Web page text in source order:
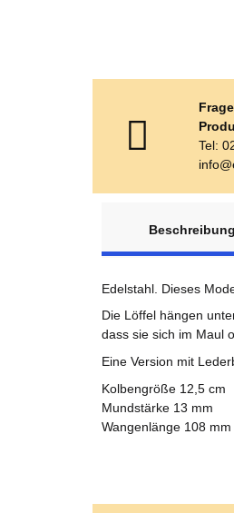
Tel:
Beschreibung
Edelstahl. Dieses
Die Löffel hängen
dass sie sich im Maul
Eine Version mit
Kolbengröße 12,5 cm
Mundstärke 13 mm
Wangenlänge 108 mm